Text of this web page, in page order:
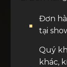
Đơn
tại
Quý
khác,